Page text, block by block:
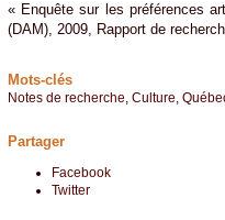
« Enquête sur les préférences
(DAM), 2009, Rapport de
Mots-clés
Notes de recherche Culture
Partager
Facebook
Twitter